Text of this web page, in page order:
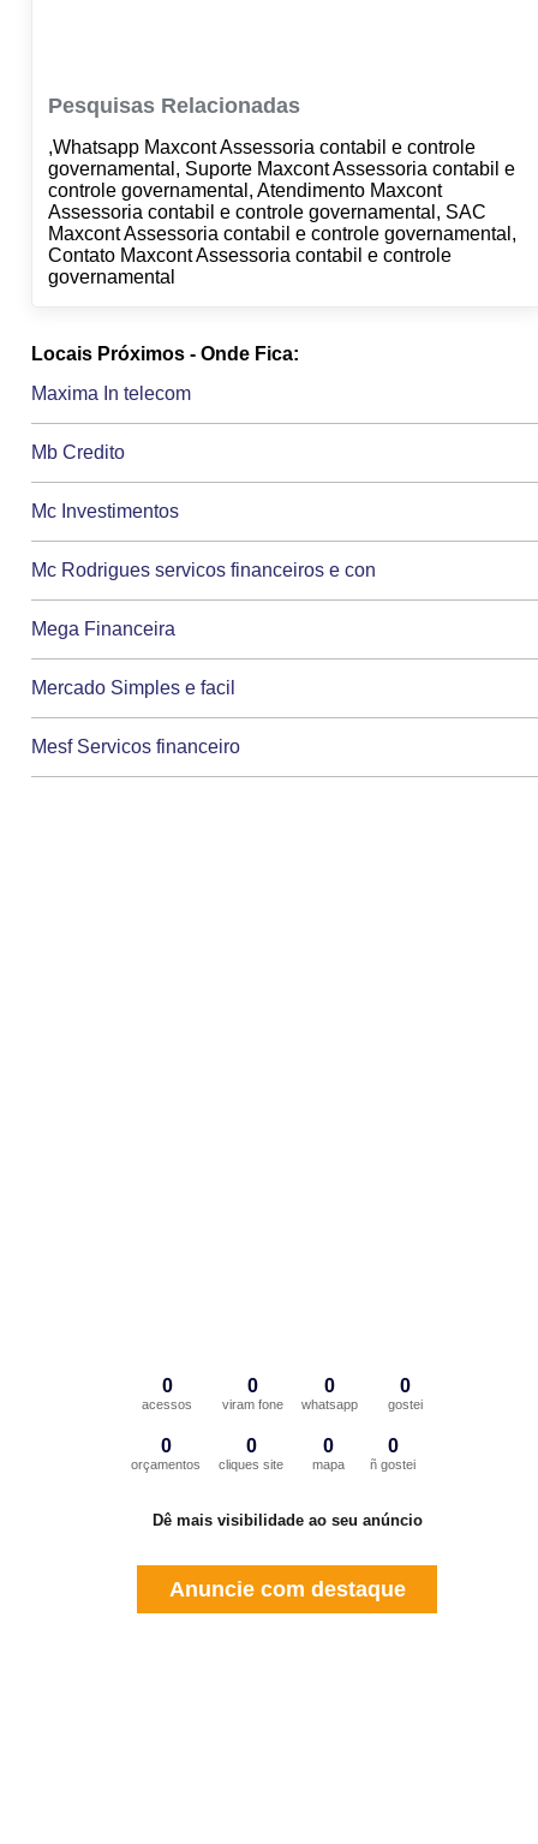
Pesquisas Relacionadas
,Whatsapp Maxcont Assessoria contabil e controle
governamental, Suporte Maxcont Assessoria contabil e
controle governamental, Atendimento Maxcont
Assessoria contabil e controle governamental, SAC
Maxcont Assessoria contabil e controle governamental,
Contato Maxcont Assessoria contabil e controle
governamental
Locais Próximos - Onde Fica:
Maxima In telecom
Mb Credito
Mc Investimentos
Mc Rodrigues servicos financeiros e con
Mega Financeira
Mercado Simples e facil
Mesf Servicos financeiro
0
acessos
0
viram fone
0
whatsapp
0
gostei
0
orçamentos
0
cliques site
0
mapa
0
ñ gostei
Dê mais visibilidade ao seu anúncio
Anuncie com destaque